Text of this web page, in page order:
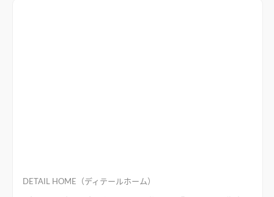
DETAIL HOME（ディテールホーム）